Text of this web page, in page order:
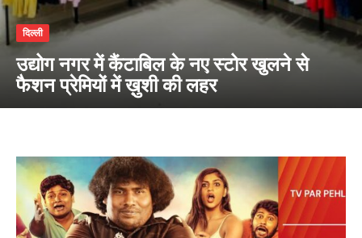
दिल्ली
उद्योग नगर में कैंटाबिल के नए स्टोर खुलने से
फैशन प्रेमियों में ख़ुशी की लहर